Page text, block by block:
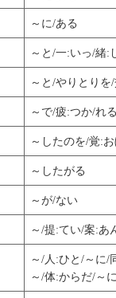
～に/ある
～と/一:いっ/緒:
～と/やりとりを
～で/疲:つか/れ
～したのを/覚:
～したがる
～が/ない
～/提:てい/案:あ
～/人:ひと/～に/
～/体:からだ/～